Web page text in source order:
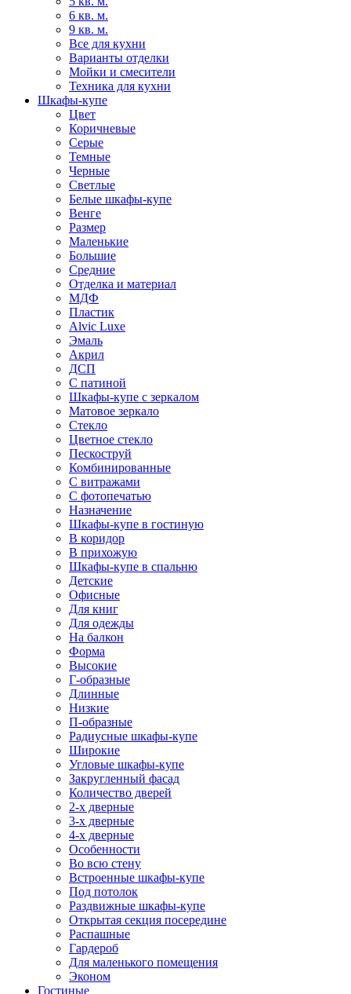
6 кв. м.
9 кв. м.
Все для кухни
Варианты отделки
Мойки и смесители
Техника для кухни
Шкафы-купе
Цвет
Коричневые
Серые
Темные
Черные
Светлые
Белые шкафы-купе
Венге
Размер
Маленькие
Большие
Средние
Отделка и материал
МДФ
Пластик
Alvic Luxe
Эмаль
Акрил
ДСП
С патиной
Шкафы-купе с зеркалом
Матовое зеркало
Стекло
Цветное стекло
Пескоструй
Комбинированные
С витражами
С фотопечатью
Назначение
Шкафы-купе в гостиную
В коридор
В прихожую
Шкафы-купе в спальню
Детские
Офисные
Для книг
Для одежды
На балкон
Форма
Высокие
Г-образные
Длинные
Низкие
П-образные
Радиусные шкафы-купе
Широкие
Угловые шкафы-купе
Закругленный фасад
Количество дверей
2-х дверные
3-х дверные
4-х дверные
Особенности
Во всю стену
Встроенные шкафы-купе
Под потолок
Раздвижные шкафы-купе
Открытая секция посередине
Распашные
Гардероб
Для маленького помещения
Эконом
Гостиные